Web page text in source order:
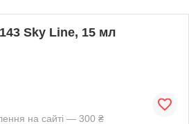
Sky Line, 15 мл
на сайті — 300 ₴